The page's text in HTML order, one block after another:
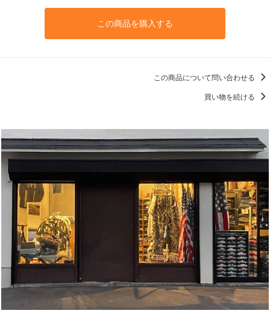
この商品を購入する
この商品について問い合わせる
買い物を続ける